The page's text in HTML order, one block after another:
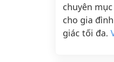
chuyên mục
cho gia
giác tối đa.